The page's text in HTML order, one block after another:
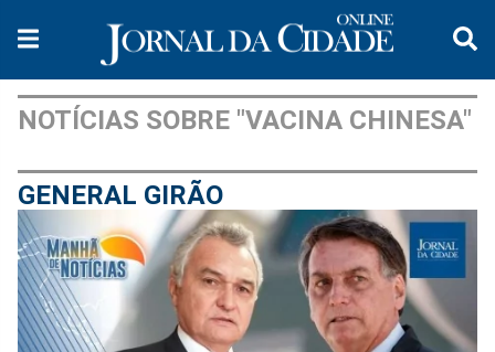
NOTÍCIAS SOBRE "VACINA CHINESA"
GENERAL GIRÃO